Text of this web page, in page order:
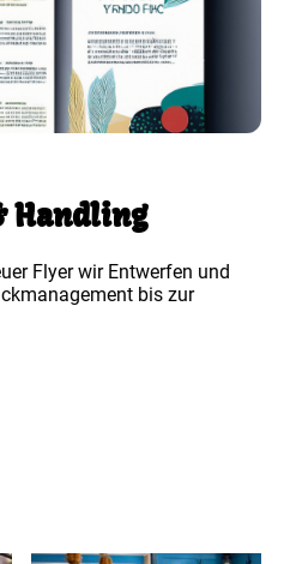
Handling
Flyer wir Entwerfen und
bis zur